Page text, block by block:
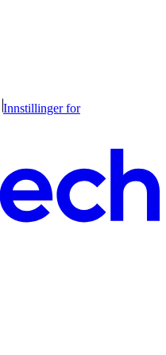
Innstillinger for